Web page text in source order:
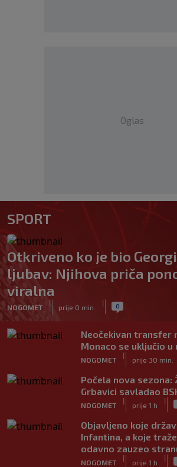
Oglas
SPORT
Otkriveno ko je bio
ljubav: Njihova priča
viralna
NOGOMET
|
prije 0 min.
| 0
Neočekivan transfer
Monaco se uključio u
NOGOMET
|
prije 30 min.
Počela nova sezona:
Grbavici savladao
NOGOMET
|
prije 1 h
|
Objavljeno koje
Infantina, a koje
odavno zauzeo
NOGOMET
|
prije 1 h
|